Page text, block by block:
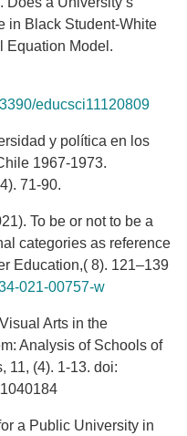
in Black Student-White
Equation Model.
educsci11120809
y política en los
1967-1973.
71-90.
To be or not to be a
categories as reference
Education,( 8). 121–139
021-00757-w
Arts in the
Analysis of Schools of
11, (4). 1-13. doi:
a Public University in